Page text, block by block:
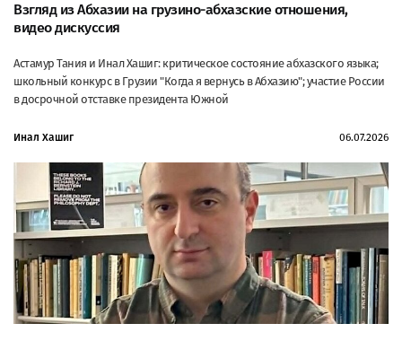
Взгляд из Абхазии на грузино-абхазские отношения,
видео дискуссия
Астамур Тания и Инал Хашиг: критическое состояние абхазского языка;
школьный конкурс в Грузии "Когда я вернусь в Абхазию"; участие России
в досрочной отставке президента Южной
Инал Хашиг 06.07.2026